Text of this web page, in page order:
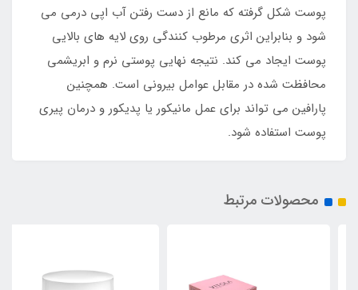
پوست شکل گرفته که مانع از دست رفتن آب اپی درمی می
شود و بنابراین اثری مرطوب کنندگی روی لایه های بالایی
پوست ایجاد می کند. نتیجه نهایی پوستی نرم و ابریشمی
محافظت شده در مقابل عوامل بیرونی است. همچنین
پارافین می تواند برای عمل مانیکور یا پدیکور و درمان پیری
پوست استفاده شود.
محصولات مرتبط